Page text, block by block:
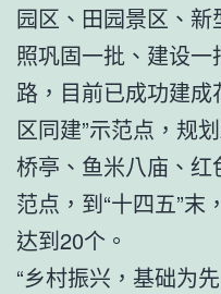
园区、田园景区、新
照巩固一批、建设
路，目前已成功建成
区同建”示范点，规
桥亭、鱼米八庙、
范点，到“十四五”末
达到20个。
“乡村振兴，基础为